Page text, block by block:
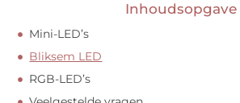
Inhoudsopgave
Mini-LED’s
Bliksem LED
RGB-LED’s